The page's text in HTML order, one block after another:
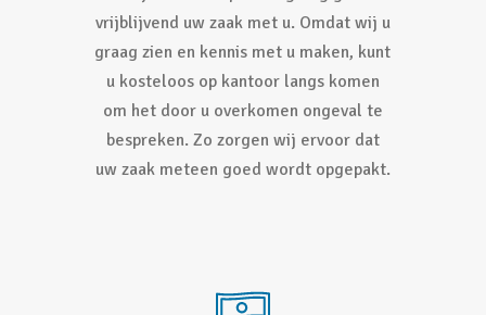
vrijblijvend uw zaak met u. Omdat wij u
graag zien en kennis met u maken, kunt
u kosteloos op kantoor langs komen
om het door u overkomen ongeval te
bespreken. Zo zorgen wij ervoor dat
uw zaak meteen goed wordt opgepakt.